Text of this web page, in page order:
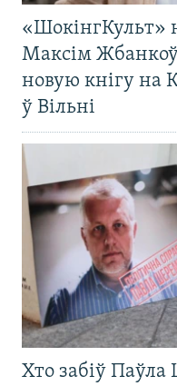
«ШокінгКульт»
Максім Жбанкоў
новую кнігу на
ў Вільні
Хто забіў Паўла